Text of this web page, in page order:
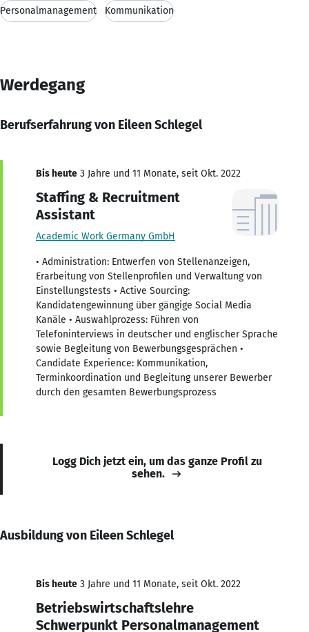
Personalmanagement Kommunikation
Werdegang
Berufserfahrung von Eileen Schlegel
Bis heute 3 Jahre und 11 Monate, seit Okt. 2022
Staffing & Recruitment
Assistant
Academic Work Germany GmbH
• Administration: Entwerfen von Stellenanzeigen,
Erarbeitung von Stellenprofilen und Verwaltung von
Einstellungstests • Active Sourcing:
Kandidatengewinnung über gängige Social Media
Kanäle • Auswahlprozess: Führen von
Telefoninterviews in deutscher und englischer Sprache
sowie Begleitung von Bewerbungsgesprächen •
Candidate Experience: Kommunikation,
Terminkoordination und Begleitung unserer Bewerber
durch den gesamten Bewerbungsprozess
Logg Dich jetzt ein, um das ganze Profil zu
sehen.
Ausbildung von Eileen Schlegel
Bis heute 3 Jahre und 11 Monate, seit Okt. 2022
Betriebswirtschaftslehre
Schwerpunkt Personalmanagement